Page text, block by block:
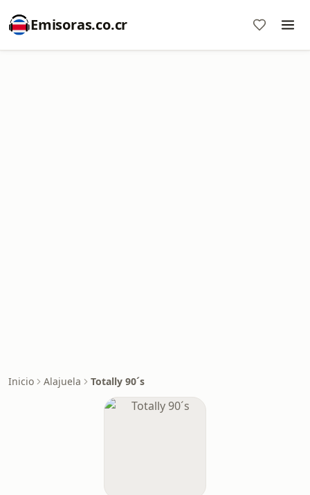
Emisoras.co.cr
Inicio Alajuela Totally 90´s